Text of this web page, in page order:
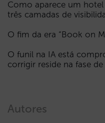
Como aparece um hotel
três camadas de
O fim da era “Book on
O funil na IA está
corrigir reside na fase
Autores